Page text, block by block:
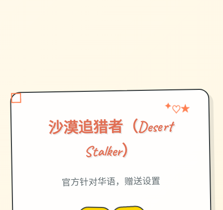
沙漠追猎者（Desert
Stalker）
✦♡★
官方针对华语，赠送设置